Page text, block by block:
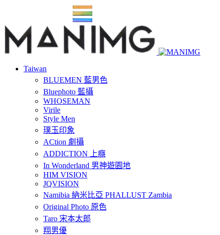
Taiwan
BLUEMEN 藍男色
Bluephoto 藍攝
WHOSEMAN
Virile
Style Men
璞玉印象
ACtion 劇攝
ADDICTION 上癮
In Wonderland 男神遊園地
HIM VISION
JQVISION
Namibia 納米比亞 PHALLUST Zambia
Original Photo 原色
Taro 宋本太郎
翔男優